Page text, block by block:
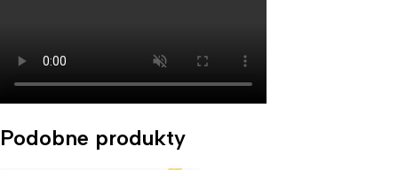
Podobne produkty